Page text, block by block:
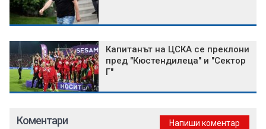
Капитанът на ЦСКА се преклони
пред "Кюстендилеца" и "Сектор
Г"
Коментари Напиши коментар